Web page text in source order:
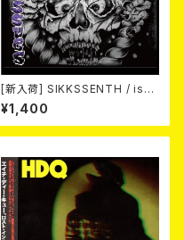
[新入荷] SIKKSSENTH / issu
es (CD-R)
¥1,400